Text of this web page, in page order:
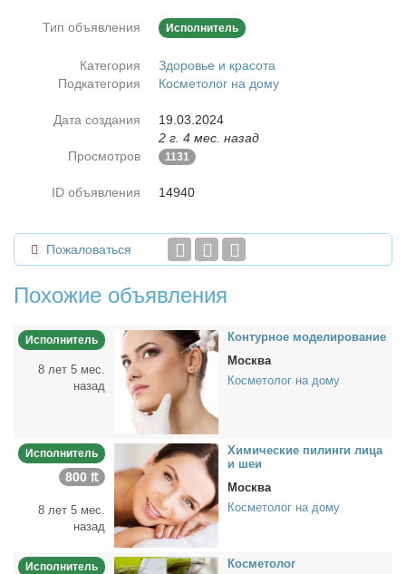
Тип объявления Исполнитель
Категория
Здоровье и красота
Подкатегория
Косметолог на дому
Дата создания
19.03.2024
2 г. 4 мес. назад
Просмотров
1131
ID объявления 14940
Пожаловаться
Похожие объявления
Исполнитель
8 лет 5 мес.
назад
Кон­тур­ное мо­де­ли­ро­ва­ние
Москва
Косметолог на дому
Исполнитель
800 ₶
8 лет 5 мес.
назад
Хи­ми­че­ские пи­лин­ги ли­ца
и шеи
Москва
Косметолог на дому
Исполнитель
Кос­ме­то­лог